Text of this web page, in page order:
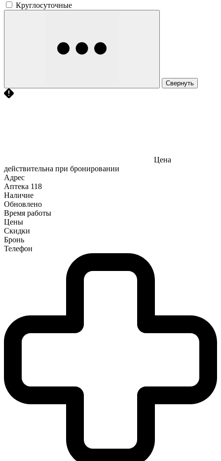
Круглосуточные
Свернуть
Цена
действительна при бронировании
Адрес
Аптека 118
Наличие
Обновлено
Время работы
Цены
Скидки
Бронь
Телефон